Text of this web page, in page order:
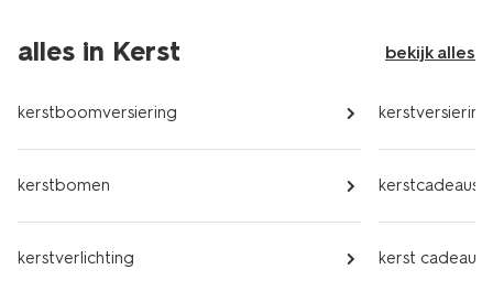
alles in Kerst bekijk alles
kerstboomversiering
kerstbomen
kerstverlichting
kerstversiering
kerstcadeaus
kerst